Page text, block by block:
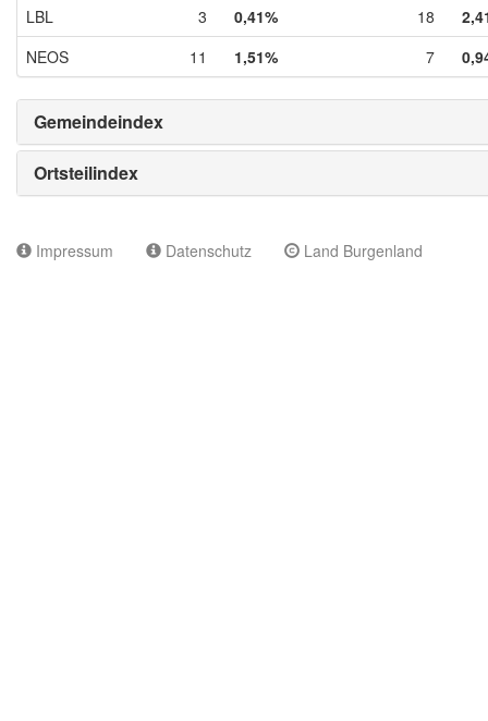
LBL
3 0,41% 18
NEOS
11 1,51% 7
Gemeindeindex
Ortsteilindex
Impressum Datenschutz Land Burgenland